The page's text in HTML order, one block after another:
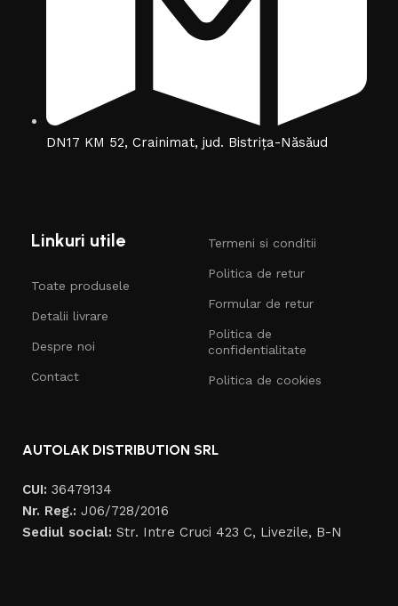
DN17 KM 52, Crainimat, jud. Bistrița-Năsăud
Linkuri utile
Toate produsele
Detalii livrare
Despre noi
Contact
Termeni si conditii
Politica de retur
Formular de retur
Politica de
confidentialitate
Politica de cookies
AUTOLAK DISTRIBUTION SRL
CUI: 36479134
Nr. Reg.: J06/728/2016
Sediul social: Str. Intre Cruci 423 C, Livezile, B-N